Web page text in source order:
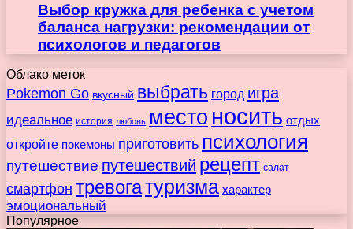
Выбор кружка для ребенка с учетом
баланса нагрузки: рекомендации от
психологов и педагогов
Облако меток
Pokemon Go вкусный выбрать город игра
идеальное история любовь место носить отдых
откройте покемоны приготовить психология
путешествие путешествий рецепт салат
смартфон тревогатуризма характер
эмоциональный
Популярное